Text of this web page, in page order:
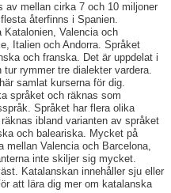
av mellan cirka 7 och 10 miljoner
återfinns i Spanien.
Valencia och
Italien och Andorra. Språket
och franska. Det är uppdelat i
rymmer tre dialekter vardera.
samlat kurserna för dig.
språket och räknas som
Språket har flera olika
ibland varianten av språket
och baleariska. Mycket på
mellan Valencia och Barcelona,
inte skiljer sig mycket.
Katalanskan innehåller sju eller
att lära dig mer om katalanska